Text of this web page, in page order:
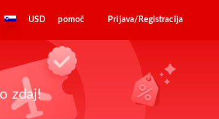
USD pomoč Prijava/Registracija
zdaj!